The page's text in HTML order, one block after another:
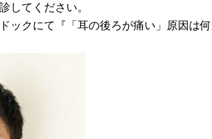
してください。
ックにて『「耳の後ろが痛い」原因は